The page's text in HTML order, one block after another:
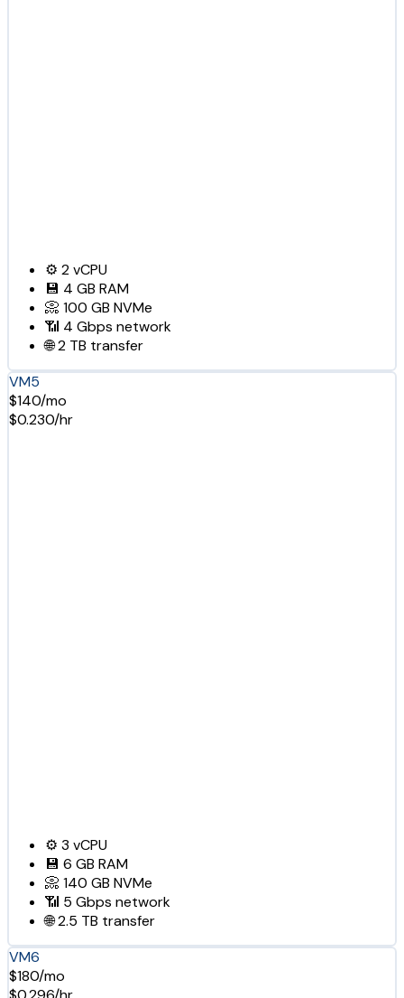
⚙️ 2vCPU
💾 4 GB RAM
📀 100 GB NVMe
📶 4 Gbps network
🌐2 TB transfer
VM5
$140/mo
$0.230/hr
⚙️ 3 vCPU
💾 6 GB RAM
📀 140 GB NVMe
📶 5 Gbps network
🌐2.5 TB transfer
VM6
$180/mo